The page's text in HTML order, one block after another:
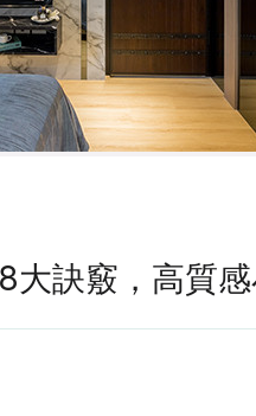
訣竅，高質